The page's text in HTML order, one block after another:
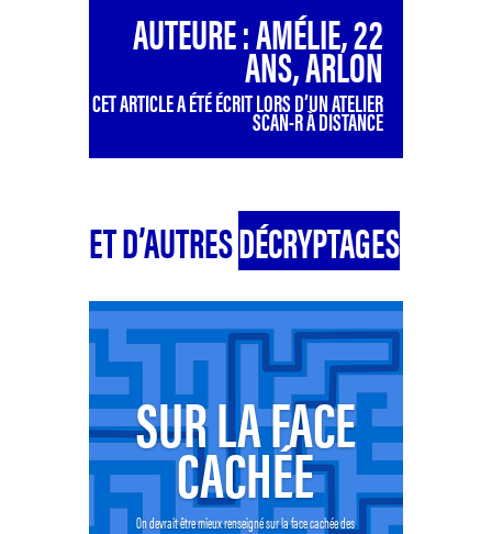
AUTEURE : AMÉLIE, 22
ANS, ARLON
CET ARTICLE A ÉTÉ ÉCRIT LORS D’UN ATELIER
SCAN-R À DISTANCE
ET D’AUTRESDÉCRYPTAGES
SUR LA FACE
CACHÉE
On devrait être mieux renseigné sur la face cachée des